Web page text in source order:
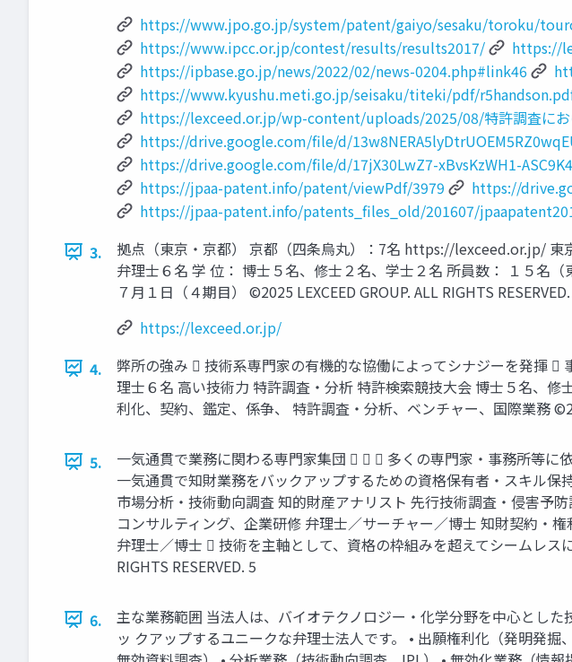
https://www.jpo.go.jp/system/patent/gaiyo/sesaku/toroku/
https://www.ipcc.or.jp/contest/results/results2017/
https://
https://ipbase.go.jp/news/2022/02/news-0204.php#link46
https://www.kyushu.meti.go.jp/seisaku/titeki/pdf/
https://lexceed.or.jp/wp-content/uploads/2025/08/特許調査にお
https://drive.google.com/file/d/
https://drive.google.com/file/d/17jX30LwZ7-xBvsKzWH1-
https://jpaa-patent.info/patent/viewPdf/3979
https://
https://jpaa-patent.info/patents_files_old/201607/
3.
拠点（東京・京都） 京都（四条烏丸）：7名 https://lexceed.or.jp/ 東
弁理士６名 学 位： 博士５名、修士２名、学士２名 所員数： １５名
７月１日（４期目） ©2025 LEXCEED GROUP. ALL RIGHTS
https://lexceed.or.jp/
4.
弊所の強み  技術系専門家の有機的な協働によってシナジーを発揮
理士６名 高い技術力 特許調査・分析 特許検索競技大会 博士５名、
利化、契約、鑑定、係争、 特許調査・分析、ベンチャー、国際業務
5.
一気通貫で業務に関わる専門家集団    多くの専門家・事務所等に
一気通貫で知財業務をバックアップするための資格保有者・スキル保
市場分析・技術動向調査 知的財産アナリスト 先行技術調査・侵害予
コンサルティング、企業研修 弁理士／サーチャー／博士 知財契約・
弁理士／博士  技術を主軸として、資格の枠組みを超えてシームレス
RIGHTS RESERVED. 5
6.
主な業務範囲 当法人は、バイオテクノロジー・化学分野を中心とし
ッ クアップするユニークな弁理士法人です。 • 出願権利化（発明発